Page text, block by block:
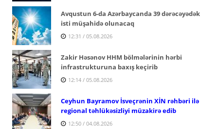
Avqustun 6-da Azərbaycanda 39 dərəcəyədək
isti müşahidə olunacaq
12:31 / 05.08.2026
Zakir Həsənov HHM bölmələrinin hərbi
infrastrukturuna baxış keçirib
12:14 / 05.08.2026
Ceyhun Bayramov İsveçrənin XİN rəhbəri ilə
regional təhlükəsizliyi müzakirə edib
12:50 / 04.08.2026